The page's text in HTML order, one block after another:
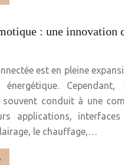
: une innovation
est en pleine
conduit à une
applications,
le chauffage,…